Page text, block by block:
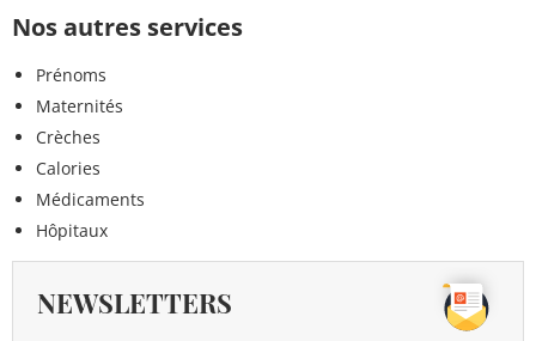
Nos autres services
Prénoms
Maternités
Crèches
Calories
Médicaments
Hôpitaux
NEWSLETTERS